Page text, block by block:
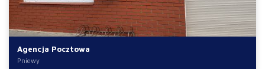
Agencja Pocztowa
Pniewy